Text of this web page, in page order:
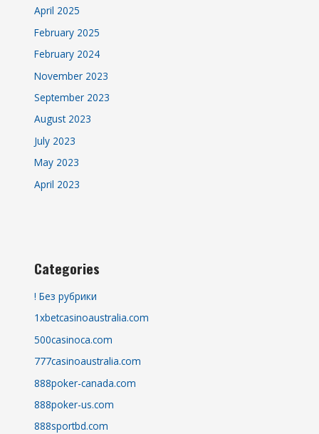
April 2025
February 2025
February 2024
November 2023
September 2023
August 2023
July 2023
May 2023
April 2023
Categories
! Без рубрики
1xbetcasinoaustralia.com
500casinoca.com
777casinoaustralia.com
888poker-canada.com
888poker-us.com
888sportbd.com